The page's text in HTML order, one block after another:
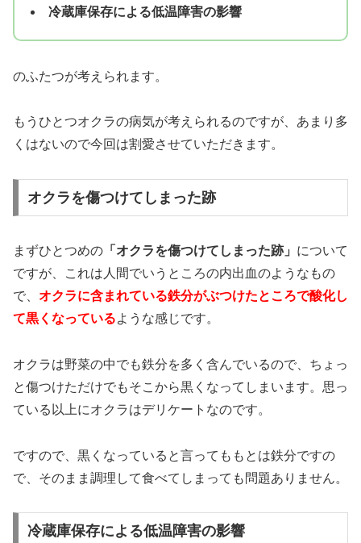
冷蔵庫保存による低温障害の影響
のふたつが考えられます。
もうひとつオクラの病気が考えられるのですが、あまり多
くはないので今回は割愛させていただきます。
オクラを傷つけてしまった跡
まずひとつめの 「オクラを傷つけてしまった跡」 について
ですが、これは人間でいうところの内出血のようなもの
で、 オクラに含まれている鉄分がぶつけたところで酸化し
て黒くなっているような感じです。
オクラは野菜の中でも鉄分を多く含んでいるので、ちょっ
と傷つけただけでもそこから黒くなってしまいます。思っ
ている以上にオクラはデリケートなのです。
ですので、黒くなっていると言ってももとは鉄分ですの
で、そのまま調理して食べてしまっても問題ありません。
冷蔵庫保存による低温障害の影響